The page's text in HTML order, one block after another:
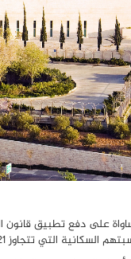
على دفع تطبيق قانون
السكانية التي تتجاوز 21%.